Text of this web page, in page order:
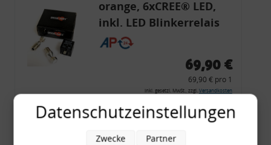
orange, 6xCREE® LED,
inkl. LED Blinkerrelais
CF 14
69,90 €
69,90 € pro 1
inkl. gesetzl. MwSt., zzgl. Versandkosten
Merkzettel
Zum Artikel
Datenschutzeinstellungen
Zwecke Partner